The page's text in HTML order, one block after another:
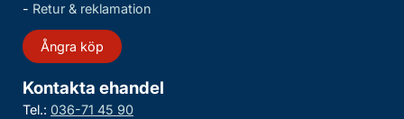
- Retur & reklamation
Ångra köp
Kontakta ehandel
Tel.: 036-71 45 90